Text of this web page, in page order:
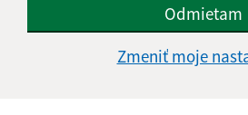
Odmietam
Zmeniť moje
Informácie o